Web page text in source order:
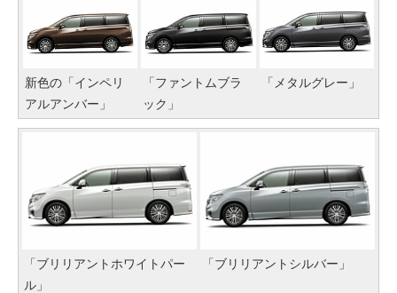
新色の「インペリ
アルアンバー」
「ファントムブラ
ック」
「メタルグレー」
「ブリリアントホワイトパー
ル」
「ブリリアントシルバー」